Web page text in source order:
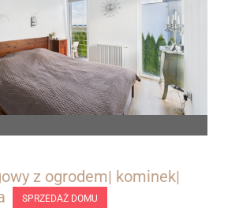
z ogrodem| kominek|
SPRZEDAŻ DOMU